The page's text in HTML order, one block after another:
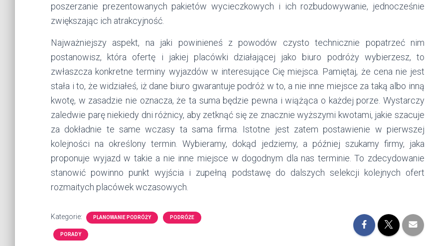
poszerzanie prezentowanych pakietów wycieczkowych i ich rozbudowywanie, jednocześnie
zwiększając ich atrakcyjność.
Najważniejszy aspekt, na jaki powinieneś z powodów czysto technicznie popatrzeć nim
postanowisz, która ofertę i jakiej placówki działającej jako biuro podróży wybierzesz, to
zwłaszcza konkretne terminy wyjazdów w interesujące Cię miejsca. Pamiętaj, że cena nie jest
stała i to, że widziałeś, iż dane biuro gwarantuje podróż w to, a nie inne miejsce za taką albo inną
kwotę, w zasadzie nie oznacza, że ta suma będzie pewna i wiążąca o każdej porze. Wystarczy
zaledwie parę niekiedy dni różnicy, aby zetknąć się ze znacznie wyższymi kwotami, jakie szacuje
za dokładnie te same wczasy ta sama firma. Istotne jest zatem postawienie w pierwszej
kolejności na określony termin. Wybieramy, dokąd jedziemy, a później szukamy firmy, jaka
proponuje wyjazd w takie a nie inne miejsce w dogodnym dla nas terminie. To zdecydowanie
stanowić powinno punkt wyjścia i zupełną podstawę do dalszych selekcji kolejnych ofert
rozmaitych placówek wczasowych.
Kategorie: PLANOWANIE PODRÓŻY PODRÓŻE
PORADY